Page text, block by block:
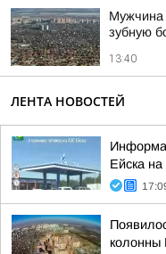
Мужчина
зубную
13:40
ЛЕНТА НОВОСТЕЙ
Ейска на